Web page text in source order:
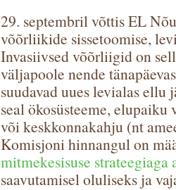
29. septembril võttis EL
võõrliikide sissetoomise,
Invasiivsed võõrliigid on
väljapoole nende
suudavad uues levialas ellu
seal ökosüsteeme,
või keskkonnakahju (nt
Komisjoni hinnangul on
mitmekesisuse strateegiaga
saavutamisel oluliseks ja